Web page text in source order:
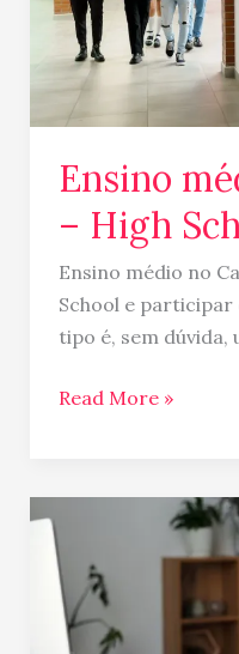
Ensino
– High
Ensino médio no
School e participar
tipo é, sem dúvida,
School
Read More »
de
inglês
online
para